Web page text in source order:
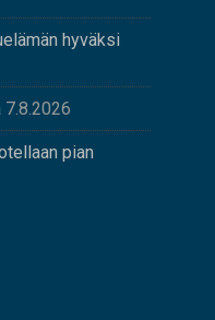
hyväksi
7.8.2026
pian